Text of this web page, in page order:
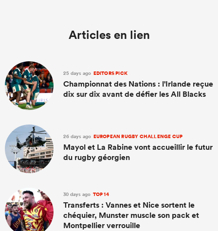
Articles en lien
25 days ago EDITORS PICK
Championnat des Nations : l'Irlande reçue
dix sur dix avant de défier les All Blacks
26 days ago EUROPEAN RUGBY CHALLENGE CUP
Mayol et La Rabine vont accueillir le futur
du rugby géorgien
30 days ago TOP 14
Transferts : Vannes et Nice sortent le
chéquier, Munster muscle son pack et
Montpellier verrouille